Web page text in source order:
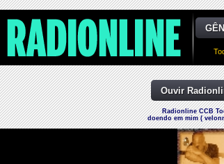
Ouvir
Radionline CCB
doendo em mim (